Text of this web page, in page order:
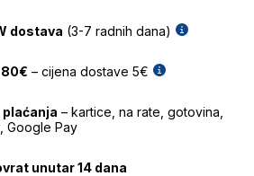
dostava (3-7 radnih dana)
80€ – cijena dostave 5€
– kartice, na rate, gotovina,
Google Pay
unutar 14 dana